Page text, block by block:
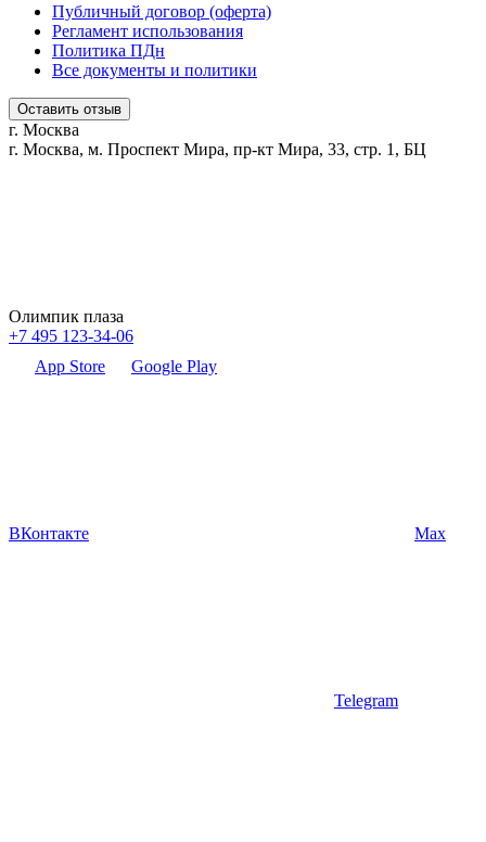
Публичный договор (оферта)
Регламент использования
Политика ПДн
Все документы и политики
Оставить отзыв
г. Москва
г. Москва, м. Проспект Мира, пр-кт Мира, 33, стр. 1, БЦ
Олимпик плаза
+7 495 123-34-06
App Store
Google Play
ВКонтакте Max
Telegram